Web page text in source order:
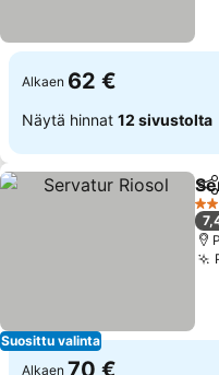
Alkaen 62 €
Näytä hinnat 12 sivustolta
Suosittu valinta
3
Alkaen 70 €